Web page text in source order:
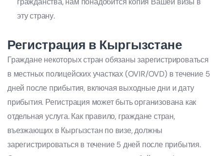
эту страну.
Регистрация в Кыргызстане
Граждане некоторых стран обязаны зарегистрироваться
в местных полицейских участках (OVIR/OVD) в течение 5
дней после прибытия, включая выходные дни и дату
прибытия. Регистрация может быть организована как
отдельная услуга. Как правило, граждане стран,
въезжающих в Кыргызстан по визе, должны
зарегистрироваться в течение 5 дней после прибытия.